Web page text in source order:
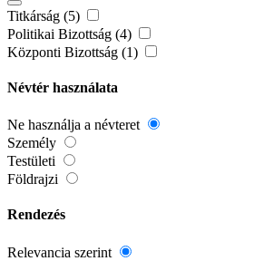
Titkárság (5)
Politikai Bizottság (4)
Központi Bizottság (1)
Névtér használata
Ne használja a névteret
Személy
Testületi
Földrajzi
Rendezés
Relevancia szerint